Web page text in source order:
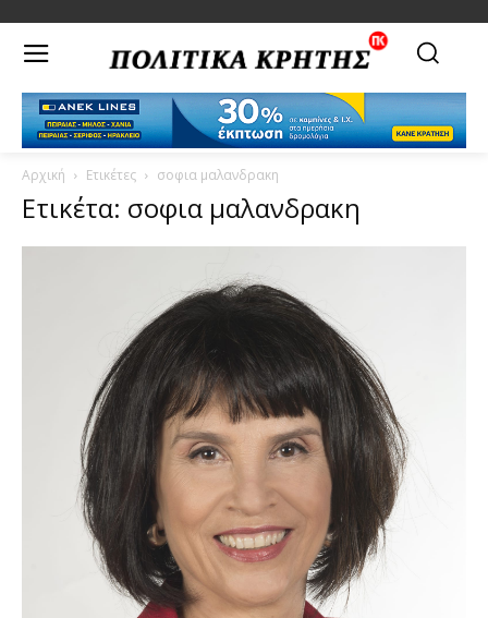
Αρχική Ετικέτες σοφια μαλανδρακη
Ετικέτα: σοφια μαλανδρακη